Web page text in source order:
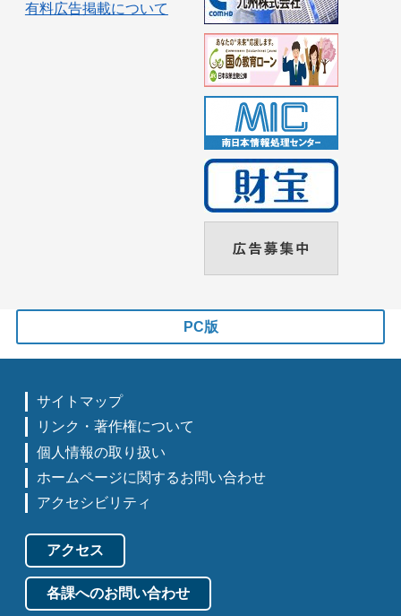
有料広告掲載について
PC版
サイトマップ
リンク・著作権について
個人情報の取り扱い
ホームページに関するお問い合わせ
アクセシビリティ
アクセス
各課へのお問い合わせ